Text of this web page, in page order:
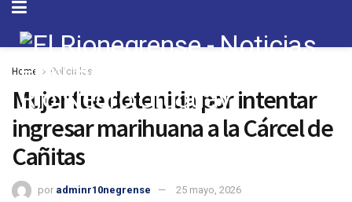
Home Policiales
Mujer fue detenida por intentar
ingresar marihuana a la Cárcel de
Cañitas
por adminr10negrense 25 mayo, 2026